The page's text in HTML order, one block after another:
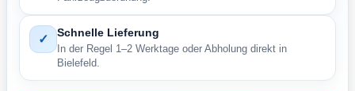
✓ Schnelle Lieferung
In der Regel 1–2 Werktage oder Abholung direkt in
Bielefeld.